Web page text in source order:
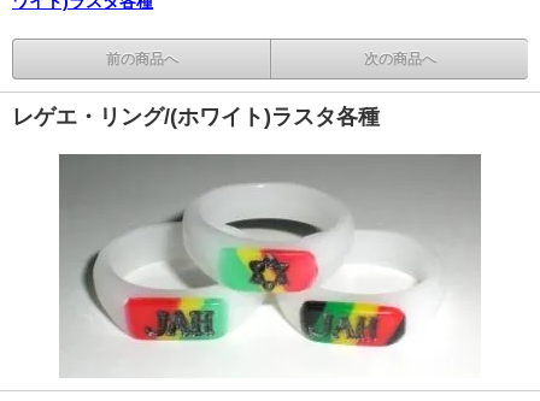
前の商品へ 次の商品へ
レゲエ・リング/(ホワイト)ラスタ各種